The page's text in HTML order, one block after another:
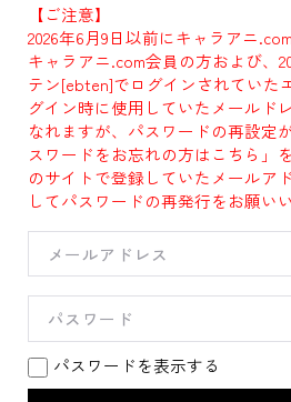
【ご注意】
2026年6月9日以前にキャラアニ
キャラアニ.com会員の方および、
テン[ebten]でログインされていた
グイン時に使用していたメールド
なれますが、パスワードの再設定
スワードをお忘れの方はこちら」
のサイトで登録していたメールア
してパスワードの再発行をお願い
パスワードを表示する